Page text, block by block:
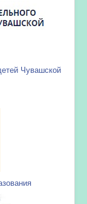
Чувашской